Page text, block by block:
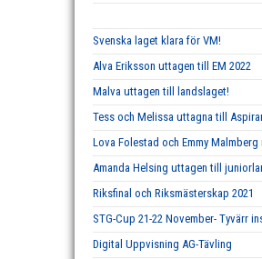
Svenska laget klara för VM!
Alva Eriksson uttagen till EM 2022
Malva uttagen till landslaget!
Tess och Melissa uttagna till
Lova Folestad och Emmy
Amanda Helsing uttagen till
Riksfinal och Riksmästerskap 2021
STG-Cup 21-22 November- Tyvärr
Digital Uppvisning AG-Tävling